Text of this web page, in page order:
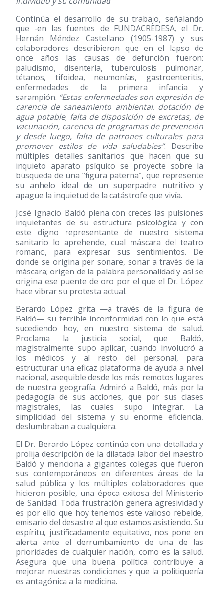
Continúa el desarrollo de su trabajo, señalando
que -en las fuentes de FUNDACREDESA, el Dr.
Hernán Méndez Castellano (1905-1987) y sus
colaboradores describieron que en el lapso de
once años las causas de defunción fueron:
paludismo, disentería, tuberculosis pulmonar,
tétanos, tifoidea, neumonías, gastroenteritis,
enfermedades de la primera infancia y
sarampión. “Estas enfermedades son expresión de
carencia de saneamiento ambiental, dotación de
agua potable, falta de disposición de excretas, de
vacunación, carencia de programas de prevención
y desde luego, falta de patrones culturales para
promover estilos de vida saludables”. Describe
múltiples detalles sanitarios que hacen que su
inquieto aparato psíquico se proyecte sobre la
búsqueda de una “figura paterna”, que represente
su anhelo ideal de un superpadre nutritivo y
apague la inquietud de la catástrofe que vivía.
José Ignacio Baldó plena con creces las pulsiones
inquietantes de su estructura psicológica y con
este digno representante de nuestro sistema
sanitario lo aprehende, cual máscara del teatro
romano, para expresar sus sentimientos. De
donde se origina per sonare, sonar a través de la
máscara; origen de la palabra personalidad y así se
origina ese puente de oro por el que el Dr. López
hace vibrar su protesta actual.
Berardo López grita —a través de la figura de
Baldó— su terrible inconformidad con lo que está
sucediendo hoy, en nuestro sistema de salud.
Proclama la justicia social, que Baldó,
magistralmente supo aplicar, cuando involucró a
los médicos y al resto del personal, para
estructurar una eficaz plataforma de ayuda a nivel
nacional, asequible desde los más remotos lugares
de nuestra geografía. Admiró a Baldó, más por la
pedagogía de sus acciones, que por sus clases
magistrales, las cuales supo integrar. La
simplicidad del sistema y su enorme eficiencia,
deslumbraban a cualquiera.
El Dr. Berardo López continúa con una detallada y
prolija descripción de la dilatada labor del maestro
Baldó y menciona a gigantes colegas que fueron
sus contemporáneos en diferentes áreas de la
salud pública y los múltiples colaboradores que
hicieron posible, una época exitosa del Ministerio
de Sanidad. Toda frustración genera agresividad y
es por ello que hoy tenemos este valioso rebelde,
emisario del desastre al que estamos asistiendo. Su
espíritu, justificadamente equitativo, nos pone en
alerta ante el derrumbamiento de una de las
prioridades de cualquier nación, como es la salud.
Asegura que una buena política contribuye a
mejorar nuestras condiciones y que la politiquería
es antagónica a la medicina.